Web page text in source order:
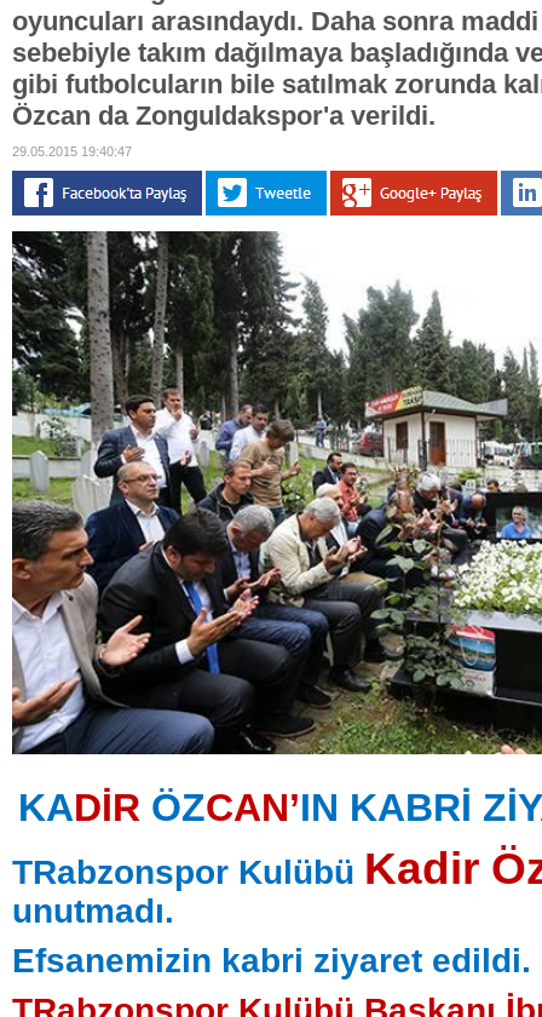
oyuncuları arasındaydı. Daha sonra
sebebiyle takım dağılmaya başladığında
gibi futbolcuların bile satılmak zorunda
Özcan da Zonguldakspor'a verildi.
29.05.2015 19:40:47
KADİR ÖZCAN’IN KABRİ
TRabzonspor Kulübü Kadir
unutmadı.
Efsanemizin kabri ziyaret edildi.
TRabzonspor Kulübü Başkanı